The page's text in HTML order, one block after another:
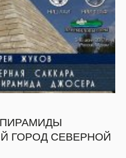
ГОРОД СЕВЕРНОЙ